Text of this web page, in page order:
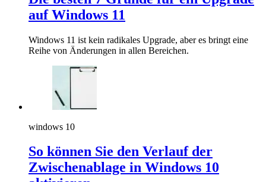
auf Windows 11
Windows 11 ist kein radikales Upgrade, aber es bringt eine
Reihe von Änderungen in allen Bereichen.
windows 10
So können Sie den Verlauf der
Zwischenablage in Windows 10